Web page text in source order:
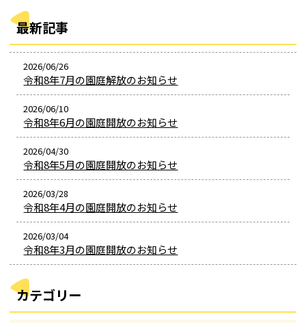
最新記事
2026/06/26
令和8年7月の園庭解放のお知らせ
2026/06/10
令和8年6月の園庭開放のお知らせ
2026/04/30
令和8年5月の園庭開放のお知らせ
2026/03/28
令和8年4月の園庭開放のお知らせ
2026/03/04
令和8年3月の園庭開放のお知らせ
カテゴリー